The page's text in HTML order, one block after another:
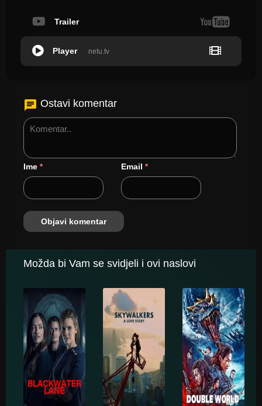
Trailer
netu.tv
Player
Ostavi komentar
Ime * Email *
Možda bi Vam se svidjeli i ovi naslovi